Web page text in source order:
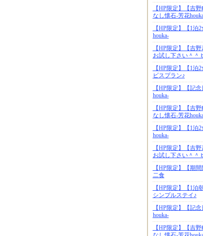
【HP限定】【吉
なし懐石-芳花
【HP限定】【1
houka-
【HP限定】【吉
お試し下さい＾＾
【HP限定】【1
ビスプラン♪
【HP限定】【記
houka-
【HP限定】【吉
なし懐石-芳花
【HP限定】【1
houka-
【HP限定】【吉
お試し下さい＾＾
【HP限定】【期
二食
【HP限定】【1
シンプルステイ♪
【HP限定】【記
houka-
【HP限定】【吉